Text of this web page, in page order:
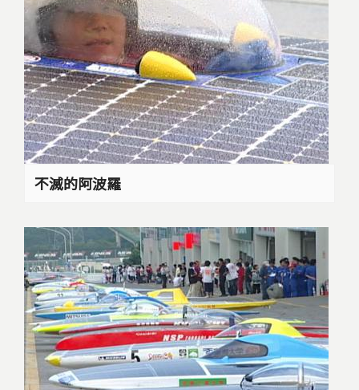
不滅的阿波羅